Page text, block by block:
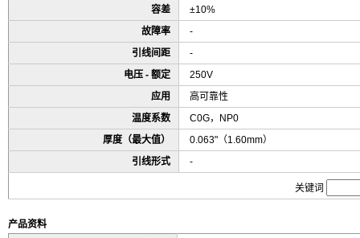
容差
±10%
故障率
-
引线间距
-
电压 - 额定
250V
应用
高可靠性
温度系数
C0G，NP0
厚度（最大值）
0.063"（1.60mm）
引线形式
-
关键词
产品资料